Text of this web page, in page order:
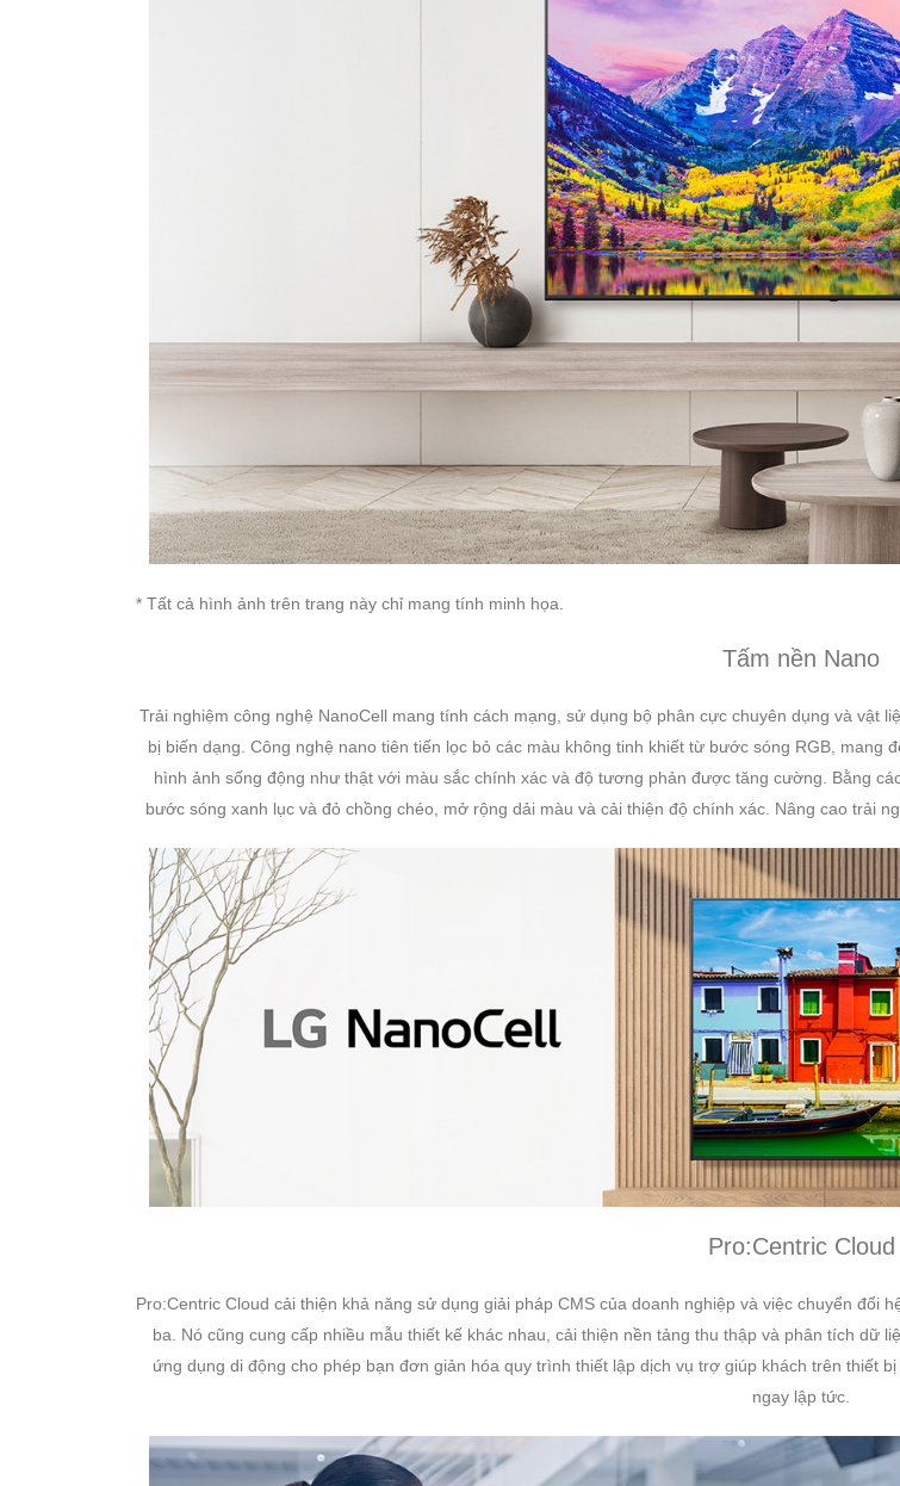
* Tất cả hình ảnh trên trang này chỉ mang tính minh họa.
Tấm nền Nano
Trải nghiệm công nghệ NanoCell mang tính cách mạng, sử dụng bộ phân cực chuyên dụng và vật
bị biến dạng. Công nghệ nano tiên tiến lọc bỏ các màu không tinh khiết từ bước sóng RGB,
hình ảnh sống động như thật với màu sắc chính xác và độ tương phản được tăng cường. Bằng
bước sóng xanh lục và đỏ chồng chéo, mở rộng dải màu và cải thiện độ chính xác. Nâng cao trải
Pro:Centric Cloud
Pro:Centric Cloud cải thiện khả năng sử dụng giải pháp CMS của doanh nghiệp và việc chuyển đổi
ba. Nó cũng cung cấp nhiều mẫu thiết kế khác nhau, cải thiện nền tảng thu thập và phân tích dữ
ứng dụng di động cho phép bạn đơn giản hóa quy trình thiết lập dịch vụ trợ giúp khách trên thiết
ngay lập tức.